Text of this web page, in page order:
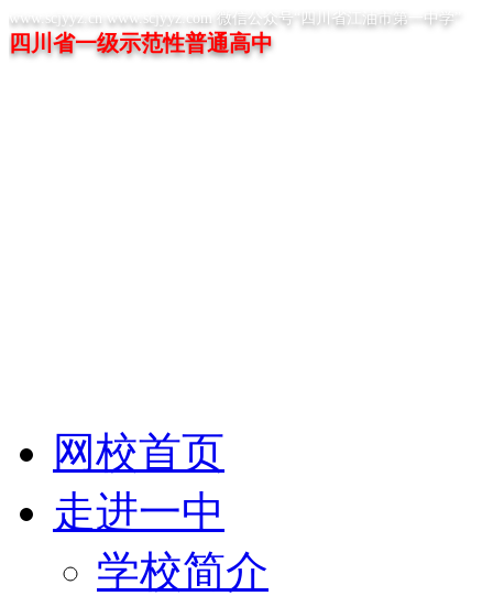
www.scjyyz.cn www.scjyyz.com 微信公众号“四川省江油市第一中学”
四川省一级示范性普通高中
网校首页
走进一中
学校简介